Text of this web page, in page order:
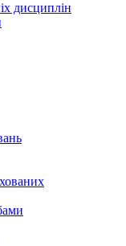
дисциплін